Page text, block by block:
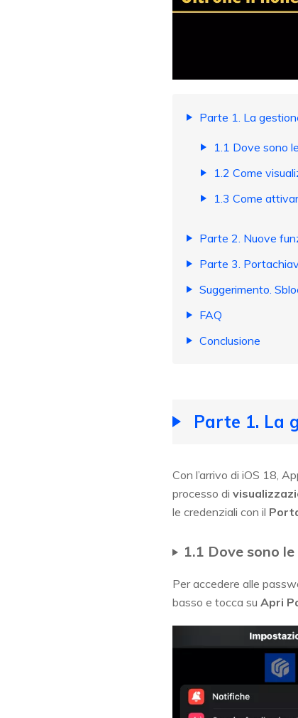
Parte 1. La
1.1 Dove sono
1.2 Come
1.3 Come
Parte 2. Nuove
Parte 3.
Suggerimento.
FAQ
Conclusione
Parte 1. La
Con l’arrivo di iOS 18,
processo di
le credenziali con il
1.1 Dove sono
Per accedere alle
basso e tocca su Apri